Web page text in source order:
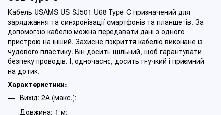
Кабель USAMS US-SJ501 U68 Type-C призначений для
заряджання та синхронізації смартфонів та планшетів. За
допомогою кабелю можна передавати дані з одного
пристрою на інший. Захисне покриття кабелю виконане із
чудового пластику. Він досить щільний, щоб гарантувати
безпеку проводів. І, одночасно, досить гнучкий і приємний
на дотик.
Характеристики:
Вихід: 2А (макс.);
Довжина: 1 м;